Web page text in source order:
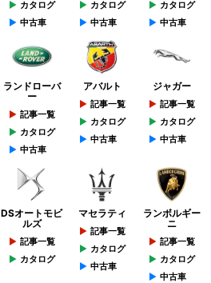
カタログ
中古車
カタログ
中古車
カタログ
中古車
ランドローバ
ー
記事一覧
カタログ
中古車
アバルト
記事一覧
カタログ
中古車
ジャガー
記事一覧
カタログ
中古車
DSオートモビ
ルズ
記事一覧
カタログ
マセラティ
記事一覧
カタログ
中古車
ランボルギー
ニ
記事一覧
カタログ
中古車